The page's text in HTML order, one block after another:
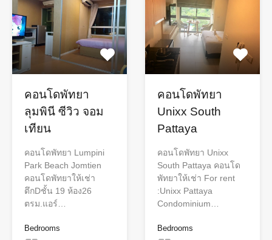
คอนโดพัทยา
ลุมพินี ซีวิว จอม
เทียน
คอนโดพัทยา Lumpini
Park Beach Jomtien
คอนโดพัทยาให้เช่า
ตึกDชั้น 19 ห้อง26
ตรม.แอร์…
Bedrooms
คอนโดพัทยา
Unixx South
Pattaya
คอนโดพัทยา Unixx
South Pattaya คอนโด
พัทยาให้เช่า For rent
:Unixx Pattaya
Condominium…
Bedrooms